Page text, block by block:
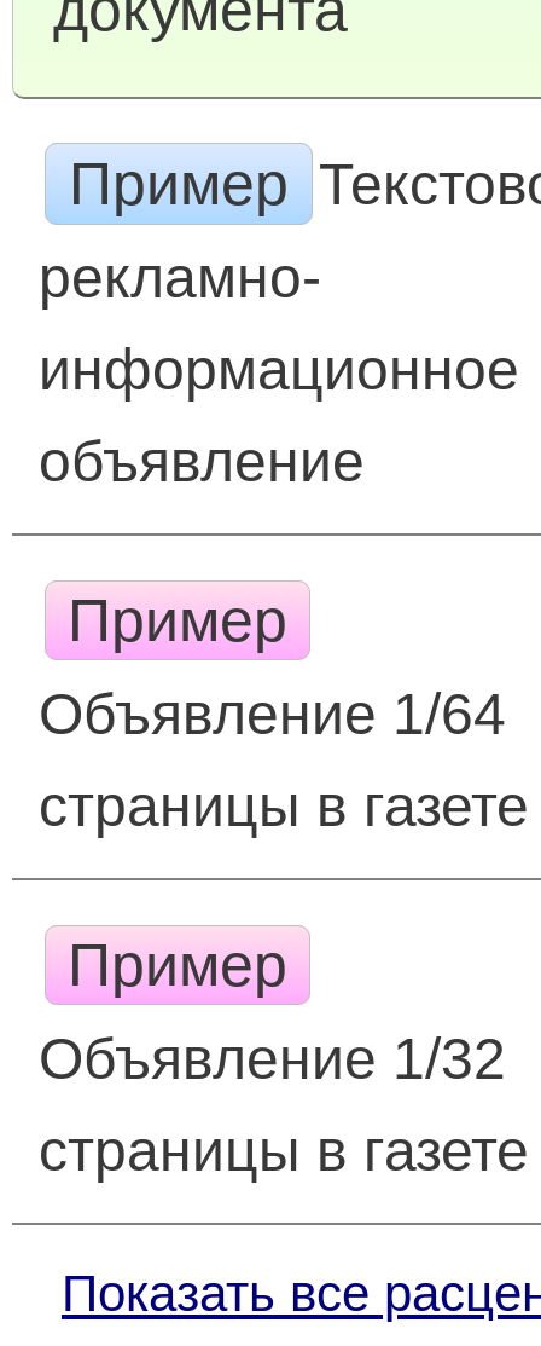
Пример
рекламно-
информационное
объявление
Пример
Объявление 1/64
страницы в газете
Пример
Объявление 1/32
страницы в газете
Показать все